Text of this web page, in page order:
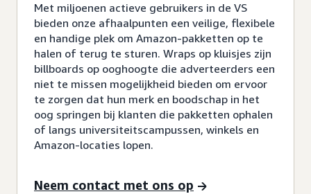
Met miljoenen actieve gebruikers in de VS
bieden onze afhaalpunten een veilige, flexibele
en handige plek om Amazon-pakketten op te
halen of terug te sturen. Wraps op kluisjes zijn
billboards op ooghoogte die adverteerders een
niet te missen mogelijkheid bieden om ervoor
te zorgen dat hun merk en boodschap in het
oog springen bij klanten die pakketten ophalen
of langs universiteitscampussen, winkels en
Amazon-locaties lopen.
Neem contact met ons op